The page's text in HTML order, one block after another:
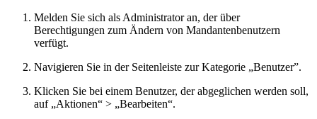
Melden Sie sich als Administrator an, der über
Berechtigungen zum Ändern von Mandantenbenutzern
verfügt.
Navigieren Sie in der Seitenleiste zur Kategorie „Benutzer”.
Klicken Sie bei einem Benutzer, der abgeglichen werden soll,
auf „Aktionen“ > „Bearbeiten“.